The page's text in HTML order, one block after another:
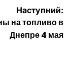
Наступний:
на топливо в
Днепре 4 мая